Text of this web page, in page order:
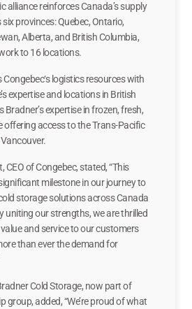
alliance reinforces Canada’s supply
provinces: Quebec, Ontario,
Alberta, and British Columbia,
to 16 locations.
Congebec‘s logistics resources with
expertise and locations in British
Bradner’s expertise in frozen, fresh,
offering access to the Trans-Pacific
CEO of Congebec, stated, “This
milestone in our journey to
storage solutions across Canada
uniting our strengths, we are thrilled
and service to our customers
than ever the demand for
Cold Storage, now part of
group, added, “We’re proud of what